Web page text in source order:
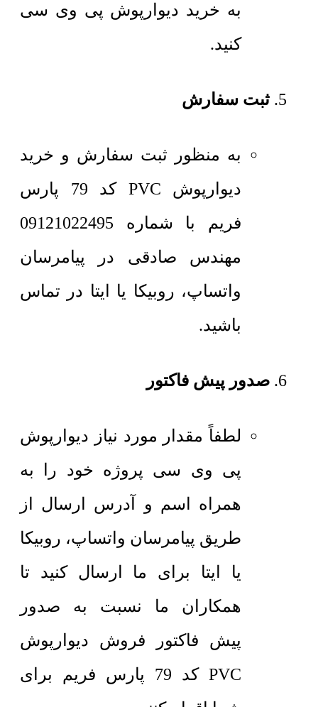
به خرید دیوارپوش پی وی سی
کنید.
ثبت سفارش
به منظور ثبت سفارش و خرید
دیوارپوش PVC کد 79 پارس
فریم با شماره 09121022495
مهندس صادقی در پیامرسان
واتساپ، روبیکا یا ایتا در تماس
باشید.
صدور پیش فاکتور
لطفاً مقدار مورد نیاز دیوارپوش
پی وی سی پروژه خود را به
همراه اسم و آدرس ارسال از
طریق پیامرسان واتساپ، روبیکا
یا ایتا برای ما ارسال کنید تا
همکاران ما نسبت به صدور
پیش فاکتور فروش دیوارپوش
PVC کد 79 پارس فریم برای